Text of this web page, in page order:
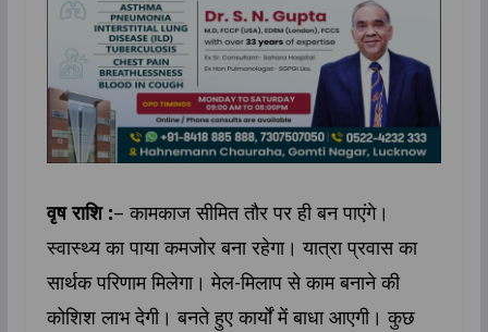
वृष राशि :– कामकाज सीमित तौर पर ही बन पाएंगे।
स्वास्थ्य का पाया कमजोर बना रहेगा। यात्रा प्रवास का
सार्थक परिणाम मिलेगा। मेल-मिलाप से काम बनाने की
कोशिश लाभ देगी। बनते हुए कार्यों में बाधा आएगी। कुछ